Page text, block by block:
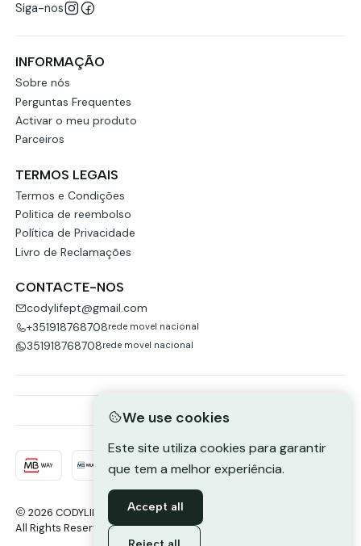
Siga-nos
INFORMAÇÃO
Sobre nós
Perguntas Frequentes
Activar o meu produto
Parceiros
TERMOS LEGAIS
Termos e Condições
Politica de reembolso
Política de Privacidade
Livro de Reclamações
CONTACTE-NOS
codylifept@gmail.com
+351918768708rede movel nacional
351918768708rede movel nacional
2026 CODYLIFE-PORTUGAL.
All Rights Reserved.Powered by Jumpseller
We use cookies
Este site utiliza cookies para garantir
que tem a melhor experiência.
Accept all